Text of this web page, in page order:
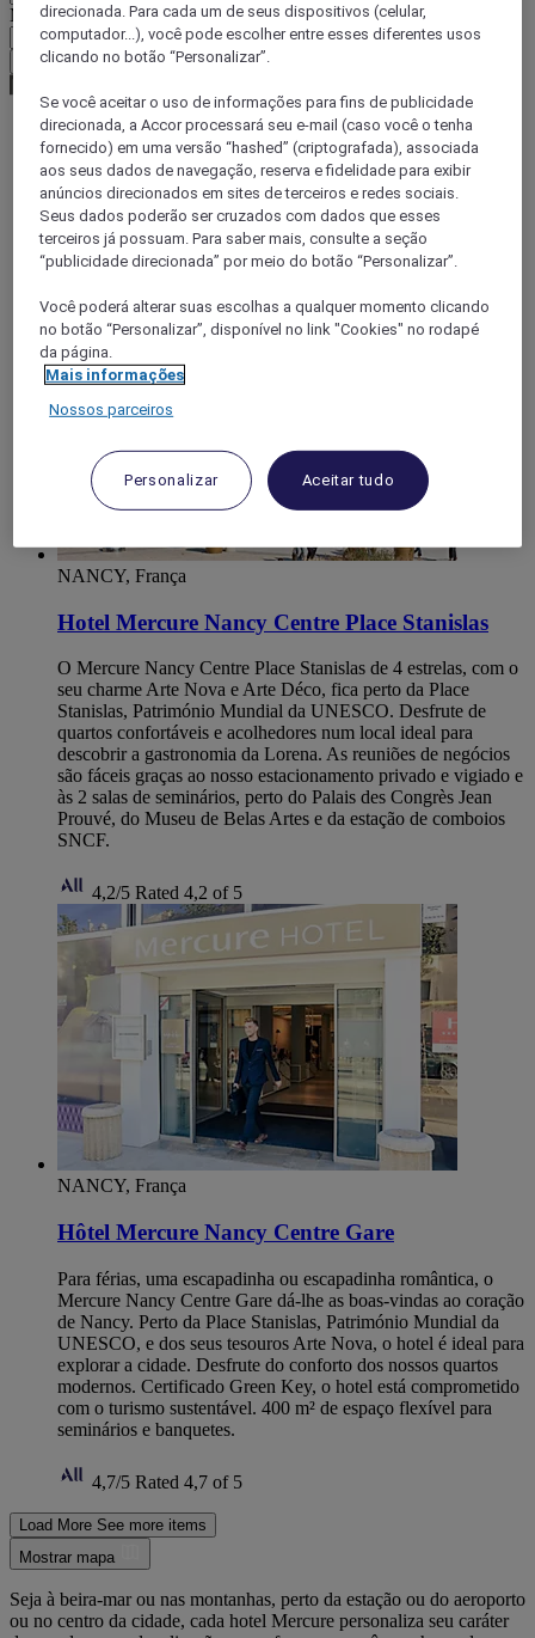
Moeda
Confirmar minha moeda
World
Europe
France
Lorraine
MEURTHE-ET-MOSELLE
Nancy
NANCY, França
Hotel Mercure Nancy Centre Place Stanislas
O Mercure Nancy Centre Place Stanislas de 4 estrelas, com o
seu charme Arte Nova e Arte Déco, fica perto da Place
Stanislas, Património Mundial da UNESCO. Desfrute de
quartos confortáveis e acolhedores num local ideal para
descobrir a gastronomia da Lorena. As reuniões de negócios
são fáceis graças ao nosso estacionamento privado e vigiado e
às 2 salas de seminários, perto do Palais des Congrès Jean
Prouvé, do Museu de Belas Artes e da estação de comboios
SNCF.
4,2/5 Rated 4,2 of 5
NANCY, França
Hôtel Mercure Nancy Centre Gare
Para férias, uma escapadinha ou escapadinha romântica, o
Mercure Nancy Centre Gare dá-lhe as boas-vindas ao coração
de Nancy. Perto da Place Stanislas, Património Mundial da
UNESCO, e dos seus tesouros Arte Nova, o hotel é ideal para
explorar a cidade. Desfrute do conforto dos nossos quartos
modernos. Certificado Green Key, o hotel está comprometido
com o turismo sustentável. 400 m² de espaço flexível para
seminários e banquetes.
4,7/5 Rated 4,7 of 5
Load More See more items
Mostrar mapa
Seja à beira-mar ou nas montanhas, perto da estação ou do aeroporto
ou no centro da cidade, cada hotel Mercure personaliza seu caráter
direcionada. Para cada um de seus dispositivos (celular,
computador...), você pode escolher entre esses diferentes usos
clicando no botão “Personalizar”.
Se você aceitar o uso de informações para fins de publicidade
direcionada, a Accor processará seu e-mail (caso você o tenha
fornecido) em uma versão “hashed” (criptografada), associada
aos seus dados de navegação, reserva e fidelidade para exibir
anúncios direcionados em sites de terceiros e redes sociais.
Seus dados poderão ser cruzados com dados que esses
terceiros já possuam. Para saber mais, consulte a seção
“publicidade direcionada” por meio do botão “Personalizar”.
Você poderá alterar suas escolhas a qualquer momento clicando
no botão “Personalizar”, disponível no link "Cookies" no rodapé
da página.
Mais informações
Nossos parceiros
Personalizar Aceitar tudo